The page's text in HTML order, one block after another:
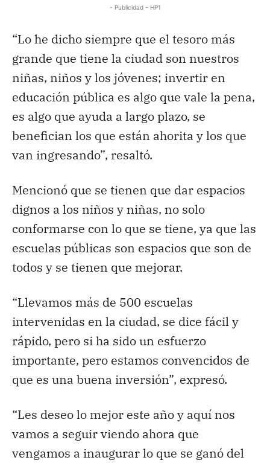
- Publicidad - HP1
“Lo he dicho siempre que el tesoro más
grande que tiene la ciudad son nuestros
niñas, niños y los jóvenes; invertir en
educación pública es algo que vale la pena,
es algo que ayuda a largo plazo, se
benefician los que están ahorita y los que
van ingresando”, resaltó.
Mencionó que se tienen que dar espacios
dignos a los niños y niñas, no solo
conformarse con lo que se tiene, ya que las
escuelas públicas son espacios que son de
todos y se tienen que mejorar.
“Llevamos más de 500 escuelas
intervenidas en la ciudad, se dice fácil y
rápido, pero si ha sido un esfuerzo
importante, pero estamos convencidos de
que es una buena inversión”, expresó.
“Les deseo lo mejor este año y aquí nos
vamos a seguir viendo ahora que
vengamos a inaugurar lo que se ganó del